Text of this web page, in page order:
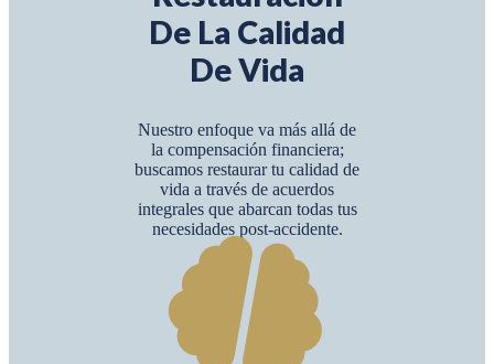
De La Calidad
De Vida
Nuestro enfoque va más allá de
la compensación financiera;
buscamos restaurar tu calidad de
vida a través de acuerdos
integrales que abarcan todas tus
necesidades post-accidente.